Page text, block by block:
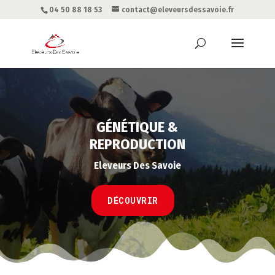
04 50 88 18 53 contact@eleveursdessavoie.fr
GÉNÉTIQUE &
REPRODUCTION
Eleveurs Des Savoie
DÉCOUVRIR